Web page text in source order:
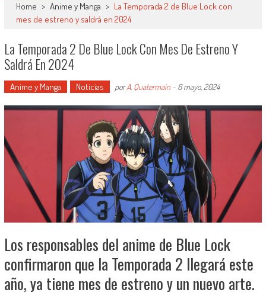
Home > Anime y Manga > La Temporada 2 de Blue Lock con
mes de estreno y saldrá en 2024
La Temporada 2 De Blue Lock Con Mes De Estreno Y
Saldrá En 2024
Anime y Manga Noticias porA. Quatermain- 6 mayo, 2024
Los responsables del anime de Blue Lock
confirmaron que la Temporada 2 llegará este
año, ya tiene mes de estreno y un nuevo arte.